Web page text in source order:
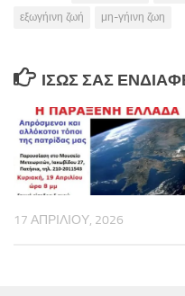
εξωγήινη ζωή
μη-γήινη ζωη
ΊΣΩΣ ΣΑΣ
17 ΑΠΡΙΛΊΟΥ, 2026